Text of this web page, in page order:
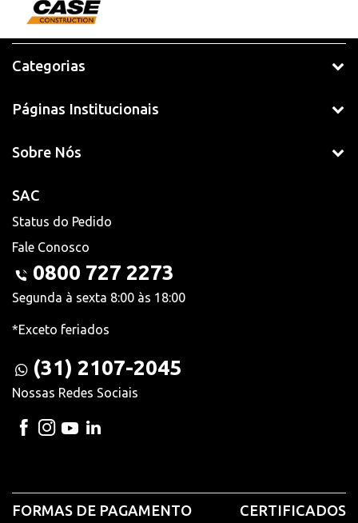
Categorias
Páginas Institucionais
Sobre Nós
SAC
Status do Pedido
Fale Conosco
0800 727 2273
Segunda à sexta 8:00 às 18:00
*Exceto feriados
(31) 2107-2045
Nossas Redes Sociais
FORMAS DE PAGAMENTO CERTIFICADOS